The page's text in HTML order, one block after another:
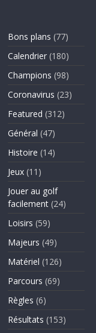
Bons plans (77)
Calendrier (180)
Champions (98)
Coronavirus (23)
Featured (312)
Général (47)
Histoire (14)
Jeux (11)
Jouer au golf
facilement (24)
Loisirs (59)
Majeurs (49)
Matériel (126)
Parcours (69)
Règles (6)
Résultats (153)